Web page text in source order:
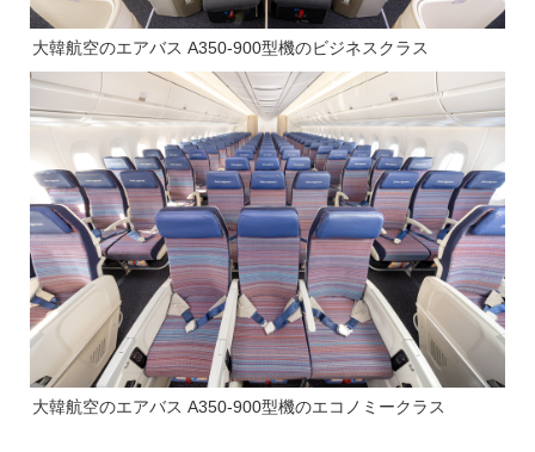
大韓航空のエアバス A350-900型機のビジネスクラス
大韓航空のエアバス A350-900型機のエコノミークラス